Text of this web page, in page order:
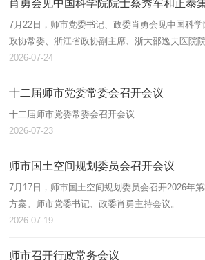
肖勇会见中国科学院院士蔡秀军和正泰
7月22日，师市党委书记、政委肖勇会见中国科
政协常委、浙江省政协副主席、浙大邵逸夫医院
国政协常委、浙商总会会长、正泰集团董事长南
2026-07-24
十二届师市党委常委会召开会议
十二届师市党委常委会召开会议
2026-07-23
师市国土空间规划委员会召开会议
7月17日，师市国土空间规划委员会召开2026年
方案。师市党委书记、政委肖勇主持会议。
2026-07-19
师市召开行政常务会议